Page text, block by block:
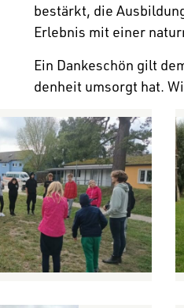
bestärkt, die
Erlebnis mit einer
Ein Danke­schön gilt
den­heit umsorgt hat.